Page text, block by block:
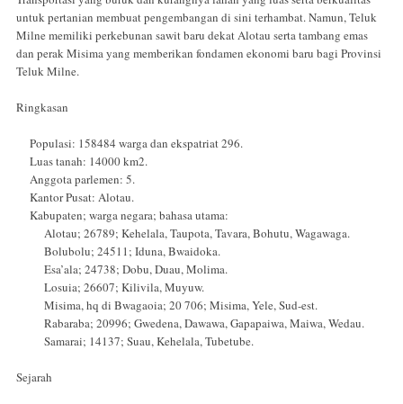
untuk pertanian membuat pengembangan di sini terhambat. Namun, Teluk
Milne memiliki perkebunan sawit baru dekat Alotau serta tambang emas
dan perak Misima yang memberikan fondamen ekonomi baru bagi Provinsi
Teluk Milne.
Ringkasan
Populasi: 158484 warga dan ekspatriat 296.
Luas tanah: 14000 km2.
Anggota parlemen: 5.
Kantor Pusat: Alotau.
Kabupaten; warga negara; bahasa utama:
Alotau; 26789; Kehelala, Taupota, Tavara, Bohutu, Wagawaga.
Bolubolu; 24511; Iduna, Bwaidoka.
Esa’ala; 24738; Dobu, Duau, Molima.
Losuia; 26607; Kilivila, Muyuw.
Misima, hq di Bwagaoia; 20 706; Misima, Yele, Sud-est.
Rabaraba; 20996; Gwedena, Dawawa, Gapapaiwa, Maiwa, Wedau.
Samarai; 14137; Suau, Kehelala, Tubetube.
Sejarah